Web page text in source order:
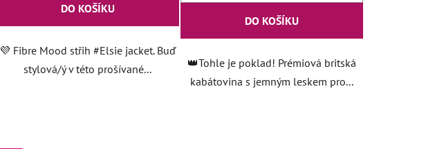
DO KOŠÍKU
💜 Fibre Mood střih #Elsie jacket. Buď
stylová/ý v této prošívané...
DO KOŠÍKU
👑Tohle je poklad! Prémiová britská
kabátovina s jemným leskem pro...